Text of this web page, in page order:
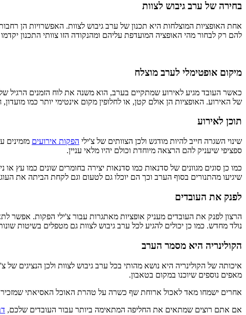
בחירה של ערב גיבוש לצוות
אחת האופציות המוצלחות היא תכנון של ערב גיבוש לצוות. האפשרויות הן
להם רק לבחור מהי האופציה המועדפת עליהם ומהנקודה הזו צוותי התכנון
מיקום אופטימלי לערב מוצלח
כאשר העובד מגיע לאירוע שמתקיים בערב, הוא משנה את לוח הזמנים הרגיל
של האירוע. האופציות הן אולם קטן, או לחלופין מקום אינטימי יותר כמו מועדון,
תוכן לאירוע
שינוי השגרה חייב להיות מודגש ולכן הצוותים של צ'ילי הפקות אירועים מזמינים
ספציפי שיעניק להם הרצאה מיוחדת וכולם יהיו מלאי עניין.
כמו כן סוגים מגוונים של סדנאות כמו סדנאות יצירה בחומרים שונים כמו עץ
שיגיעו מהתנורים בסוף הערב וכך הם יוכלו גם לטעום וגם לקחת הביתה את
לפנק את העובדים
הרצון לפנק את העובדים מעניק אופציות מאתגרות עבור צ'ילי הפקות. אפשר
נולד מחדש. כמו כן יכולים להגיע לכל ערב גיבוש לצוות גם מטפלים בשיטות
הקולינריה היא מסמר הערב
איכותה של הקולינריה היא נושא מהותי בכל ערב גיבוש לצוות ולכן הנציגים
מאפים נוספים שיוכנו במקום בטאבון.
אחרים ישמחו מאד לאכול ארוחת שף כשרה על טהרת האוכל האסיאתי שמזכיר
אם אתם רוצים שמתאים את החליפה המתאימה ביותר עבור העובדים שלכם,